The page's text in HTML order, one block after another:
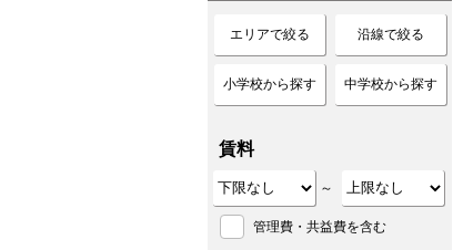
エリアで絞る 沿線で絞る
小学校から探す 中学校から探す
賃料
～
管理費・共益費を含む